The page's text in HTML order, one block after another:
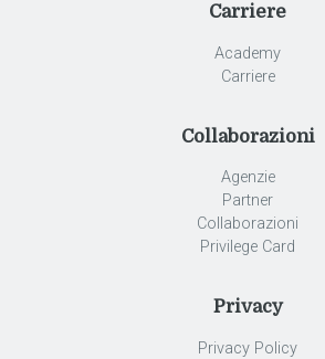
Carriere
Academy
Carriere
Collaborazioni
Agenzie
Partner
Collaborazioni
Privilege Card
Privacy
Privacy Policy